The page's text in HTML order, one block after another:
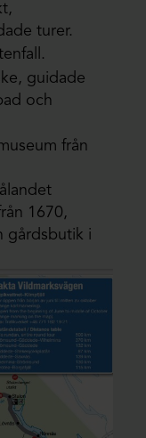
turer.
guidade
och
från
1670,
gårdsbutik i